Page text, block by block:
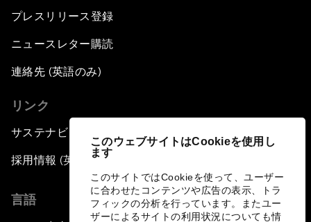
このウェブサイトはCookieを使用し
ます
このサイトではCookieを使って、ユーザー
に合わせたコンテンツや広告の表示、トラ
フィックの分析を行っています。またユー
ザーによるサイトの利用状況についても情
プレスリリース登録
ニュースレター購読
連絡先 (英語のみ)
リンク
サステナビリティへの取り組み
採用情報 (英語のみ)
言語